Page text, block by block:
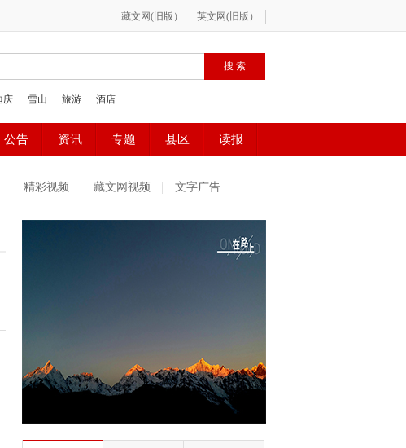
精彩视频 藏文网视频 文字广告
社区精选 魅力古镇 百姓感受